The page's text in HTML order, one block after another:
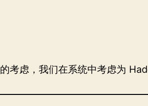
的考虑，我们在系统中考虑为